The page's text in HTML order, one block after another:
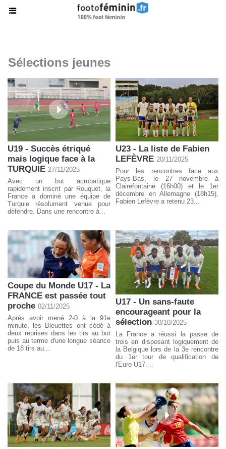
Sélections jeunes
U19 - Succès étriqué
mais logique face à la
TURQUIE 27/11/2025
Avec un but acrobatique
rapidement inscrit par Rouquet, la
France a dominé une équipe de
Turquie résolument venue pour
défendre. Dans une rencontre à...
U23 - La liste de Fabien
LEFÈVRE 20/11/2025
Pour les rencontres face aux
Pays-Bas, le 27 novembre à
Clairefontaine (16h00) et le 1er
décembre en Allemagne (18h15),
Fabien Lefèvre a retenu 23...
Coupe du Monde U17 - La
FRANCE est passée tout
proche 02/11/2025
Après avoir mené 2-0 à la 91e
minute, les Bleuettes ont cédé à
deux reprises dans les tirs au but
puis au terme d'une longue séance
de 18 tirs au...
U17 - Un sans-faute
encourageant pour la
sélection 30/10/2025
La France a réussi la passe de
trois en disposant logiquement de
la Belgique lors de la 3e rencontre
du 1er tour de qualification de
l'Euro U17....